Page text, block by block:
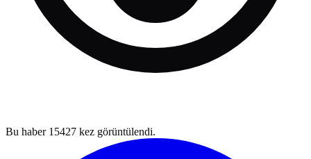
Bu haber 15427 kez görüntülendi.